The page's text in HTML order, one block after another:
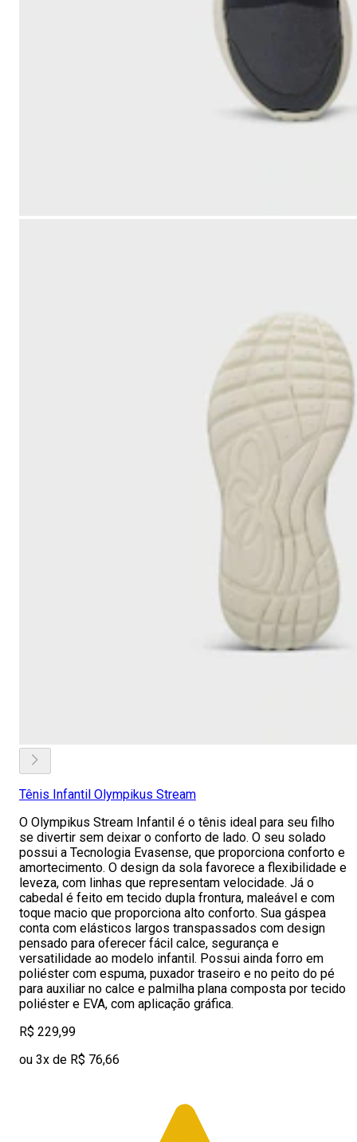
Tênis Infantil Olympikus Stream
O Olympikus Stream Infantil é o tênis ideal para seu filho
se divertir sem deixar o conforto de lado. O seu solado
possui a Tecnologia Evasense, que proporciona conforto e
amortecimento. O design da sola favorece a flexibilidade e
leveza, com linhas que representam velocidade. Já o
cabedal é feito em tecido dupla frontura, maleável e com
toque macio que proporciona alto conforto. Sua gáspea
conta com elásticos largos transpassados com design
pensado para oferecer fácil calce, segurança e
versatilidade ao modelo infantil. Possui ainda forro em
poliéster com espuma, puxador traseiro e no peito do pé
para auxiliar no calce e palmilha plana composta por tecido
poliéster e EVA, com aplicação gráfica.
R$ 229,99
ou 3x de R$ 76,66